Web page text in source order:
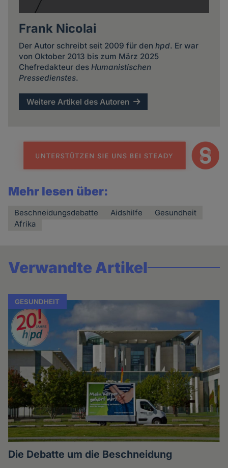
Frank Nicolai
Der Autor schreibt seit 2009 für den hpd. Er war
von Oktober 2013 bis zum März 2025
Chefredakteur des Humanistischen
Pressedienstes.
Weitere Artikel des Autoren
Mehr lesen über:
Beschneidungsdebatte Aidshilfe
Gesundheit
Afrika
Verwandte Artikel
GESUNDHEIT
Die Debatte um die Beschneidung